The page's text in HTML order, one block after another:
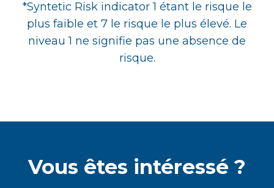
*Syntetic Risk indicator 1 étant le risque le
plus faible et 7 le risque le plus élevé. Le
niveau 1 ne signifie pas une absence de
risque.
Vous êtes intéressé ?